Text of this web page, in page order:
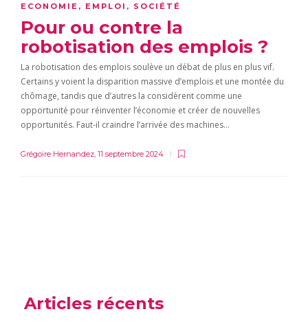
ECONOMIE , EMPLOI , SOCIÉTÉ
Pour ou contre la
robotisation des emplois ?
La robotisation des emplois soulève un débat de plus en plus vif.
Certains y voient la disparition massive d’emplois et une montée du
chômage, tandis que d’autres la considèrent comme une
opportunité pour réinventer l’économie et créer de nouvelles
opportunités. Faut-il craindre l’arrivée des machines…
Grégoire Hernandez 11 septembre 2024
Articles récents